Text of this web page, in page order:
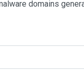
domains